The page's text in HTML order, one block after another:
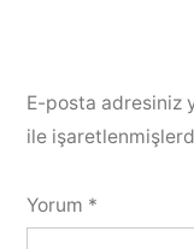
E-posta adresiniz
ile
Yorum *